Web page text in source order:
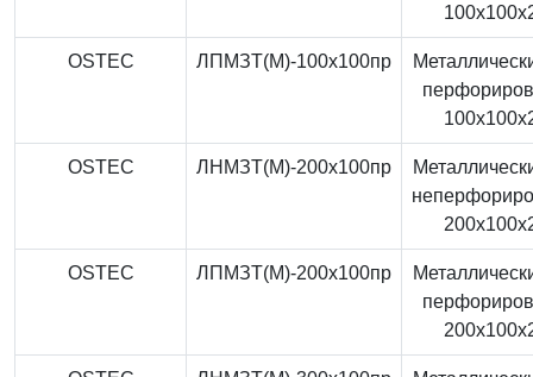
OSTEC ЛПМЗТ(М)-100x100пр
OSTEC ЛНМЗТ(М)-200x100пр
OSTEC ЛПМЗТ(М)-200x100пр